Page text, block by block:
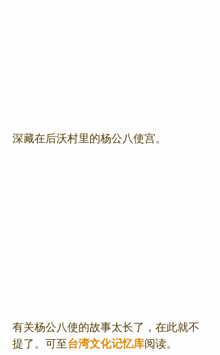
深藏在后沃村里的杨公八使宫。
有关杨公八使的故事太长了，在此就不
提了。可至台湾文化记忆库阅读。